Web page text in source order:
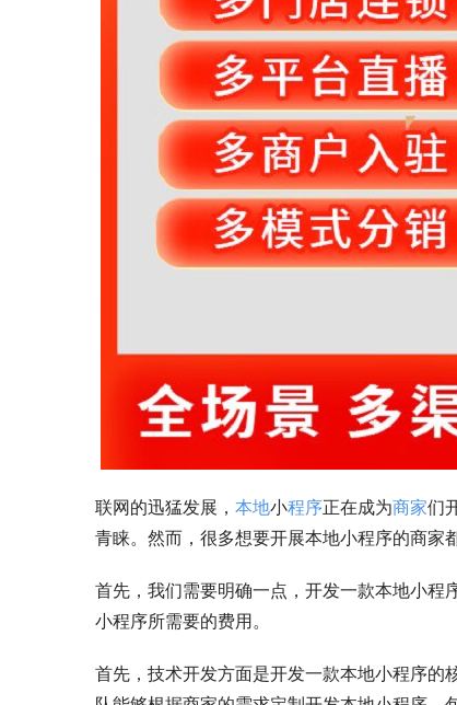
联网的迅猛发展， 本地小程序正在成为商家们
青睐。然而，很多想要开展本地小程序的商家
首先，我们需要明确一点，开发一款本地小程
小程序所需要的费用。
首先，技术开发方面是开发一款本地小程序的